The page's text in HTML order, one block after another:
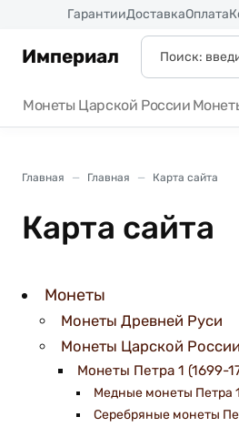
ГарантииДоставкаОплата
Империал
Монеты Царской России
Главная Главная Карта сайта
Карта сайта
Монеты
Монеты Древней Руси
Монеты Царской России
Монеты Петра 1 (1699-
Медные монеты Петра 1
Серебряные монеты